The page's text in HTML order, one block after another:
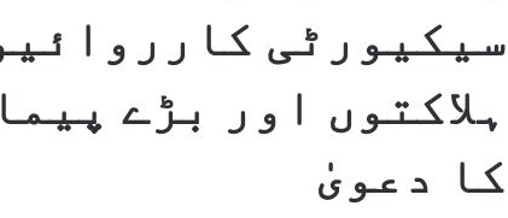
سیکیورٹی
ہلاکتوں اور بڑے
کا دعویٰ